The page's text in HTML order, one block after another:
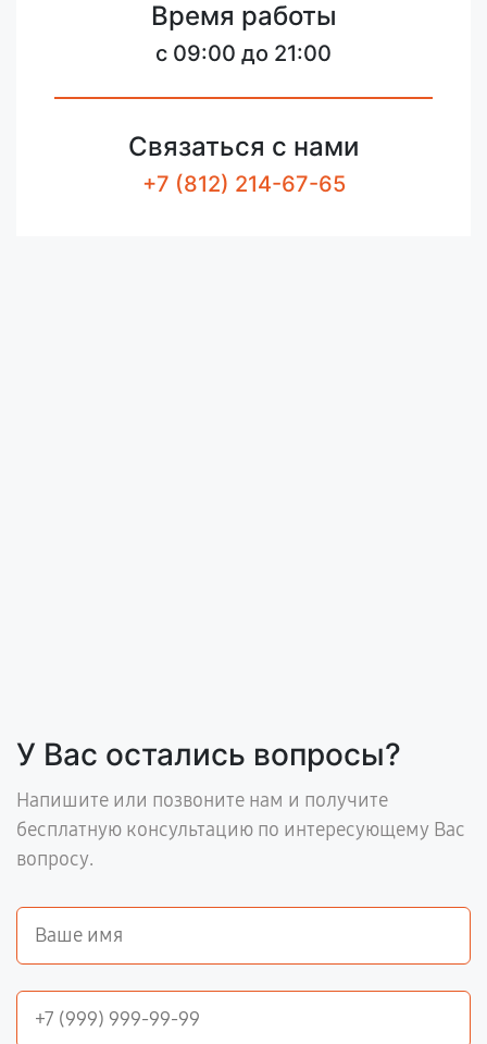
Время работы
c 09:00 до 21:00
Связаться с нами
+7 (812) 214-67-65
У Вас остались вопросы?
Напишите или позвоните нам и получите
бесплатную консультацию по интересующему Вас
вопросу.